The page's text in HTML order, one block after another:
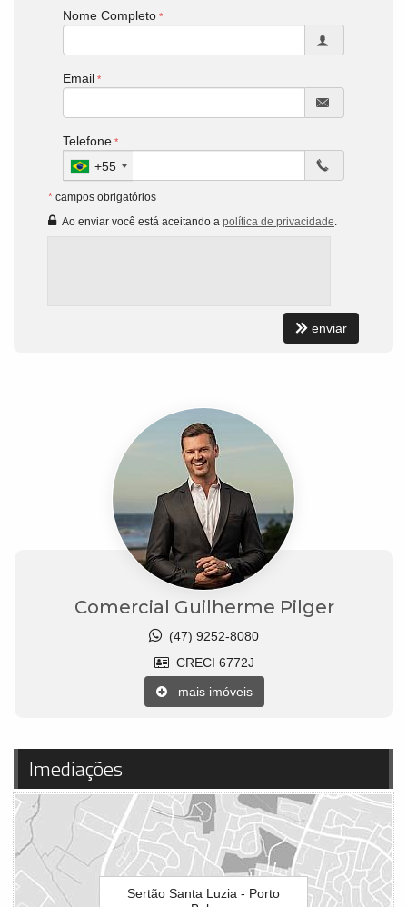
Nome Completo
Email
Telefone
+55
* campos obrigatórios
Ao enviar você está aceitando a política de privacidade
enviar
Comercial Guilherme Pilger
(47) 9252-8080
CRECI 6772J
mais imóveis
Imediações
Sertão Santa Luzia - Porto